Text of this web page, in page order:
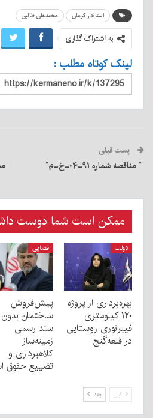
استاندار کرمان محمدعلی طالبی
به اشتراک گذاری
لینک کوتاه مطلب :
پست قبلی
” مناقصه شماره ۹۱-۰۴-خ-م”
ممکن است شما دوست
دولت
بهره‌برداری از پروژه
۱۲۰ کیلومتری
فیبرنوری روستایی
در قلعه‌گنج
قضایی
پیش‌فروش
ساختمان بدون
سند رسمی
زمینه‌ساز
کلاهبرداری و
تضییع حقوق
قبل بعد